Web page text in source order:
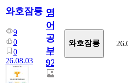
와호잠룡
9
0
0
26.08.03
영
어
공
부
927
와호잠룡